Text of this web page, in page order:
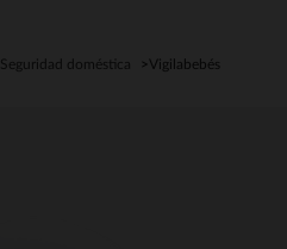
Seguridad doméstica Vigilabebés